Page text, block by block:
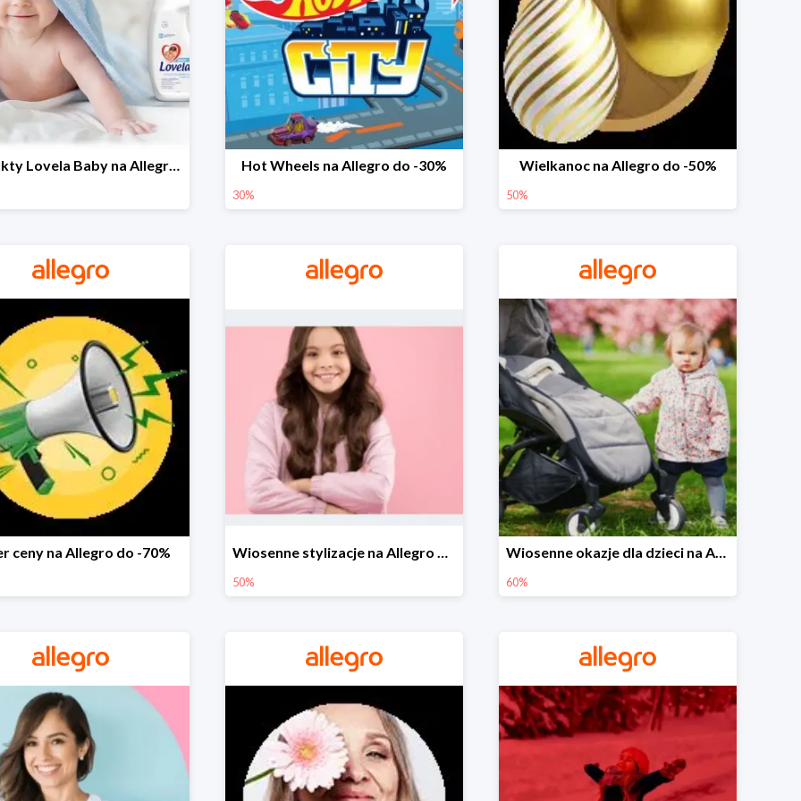
Produkty Lovela Baby na Allegro do -30% Hot Wheels na Allegro do -30%
30%
Wielkanoc na Allegro do -50%
50%
ceny na Allegro do -70% Wiosenne stylizacje na Allegro do -50%
50%
Wiosenne okazje dla dzieci na Allegro do -60%
60%